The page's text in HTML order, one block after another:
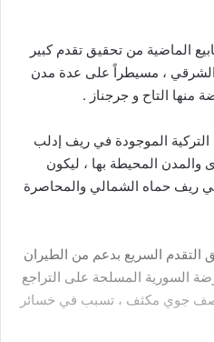
الماضية من تحقيق تقدم كبير
الشرقي ، مسيطراً على عدة مدن
منها التاح و جرجناز .
التركية الموجودة في ريف إدلب
والمدن المحيطة بها ، ليكون
ريف حماه الشمالي والمحاصرة
التقدم السريع بدعم من الطيران
السورية المسلحة على التراجع
جوي مكثف ، تسبب في خسائر